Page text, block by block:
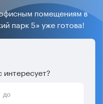
помещениям в
парк 5» уже готова!